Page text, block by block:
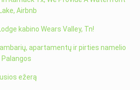
Airbnb
kabino Wears Valley, Tn!
apartamentų ir pirties namelio
ežerą